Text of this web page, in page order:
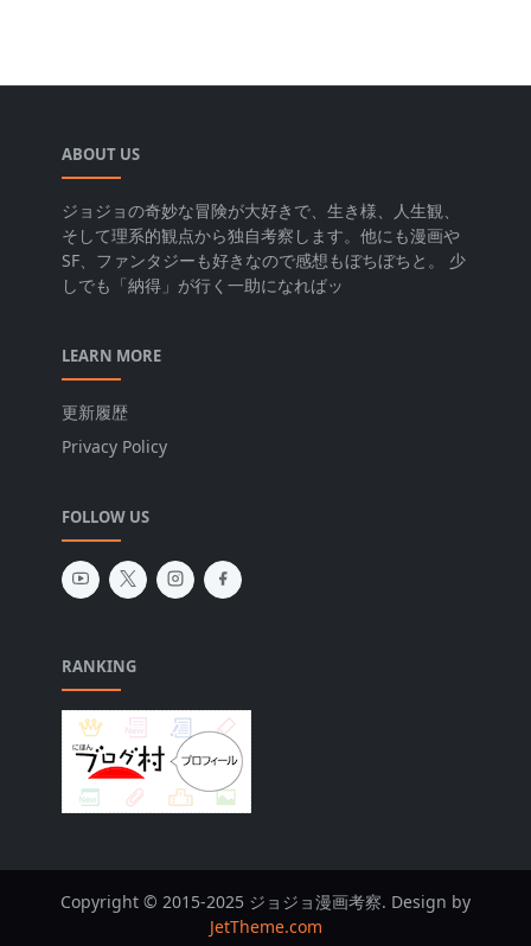
ABOUT US
ジョジョの奇妙な冒険が大好きで、生き様、人生観、
そして理系的観点から独自考察します。他にも漫画や
SF、ファンタジーも好きなので感想もぼちぼちと。 少
しでも「納得」が行く一助になればッ
LEARN MORE
更新履歴
Privacy Policy
FOLLOW US
RANKING
Copyright © 2015-2025 ジョジョ漫画考察. Design by
JetTheme.com